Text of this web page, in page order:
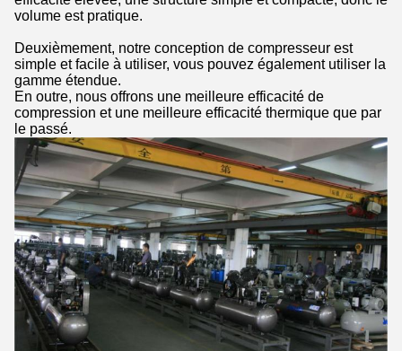
volume est pratique.
Deuxièmement, notre conception de compresseur est
simple et facile à utiliser, vous pouvez également utiliser la
gamme étendue.
En outre, nous offrons une meilleure efficacité de
compression et une meilleure efficacité thermique que par
le passé.